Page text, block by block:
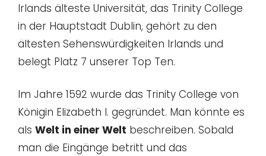
Irlands älteste Universität, das Trinity College
in der Hauptstadt Dublin, gehört zu den
ältesten Sehenswürdigkeiten Irlands und
belegt Platz 7 unserer Top Ten.
Im Jahre 1592 wurde das Trinity College von
Königin Elizabeth I. gegründet. Man könnte es
als Welt in einer Welt beschreiben. Sobald
man die Eingänge betritt und das